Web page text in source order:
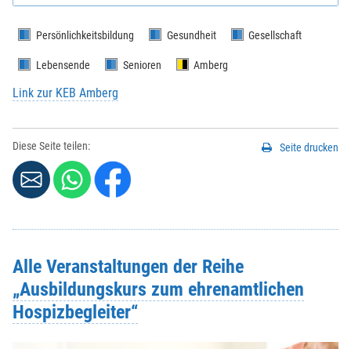
Persönlichkeitsbildung Gesundheit Gesellschaft
Lebensende Senioren Amberg
Link zur KEB Amberg
Diese Seite teilen: Seite drucken
Alle Veranstaltungen der Reihe
„Ausbildungskurs zum ehrenamtlichen
Hospizbegleiter“